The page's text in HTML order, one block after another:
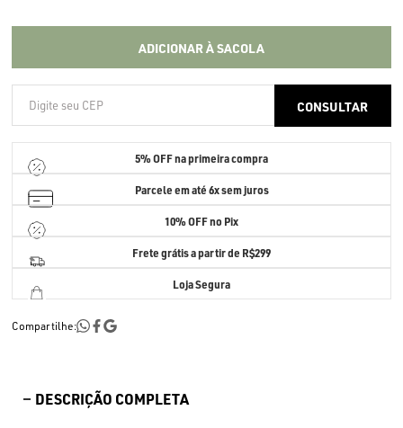
ADICIONAR À SACOLA
5% OFFna primeira compra
Parcele em até6x sem juros
10% OFF no Pix
Frete grátis a partir de R$299
Loja Segura
Compartilhe:
DESCRIÇÃO COMPLETA